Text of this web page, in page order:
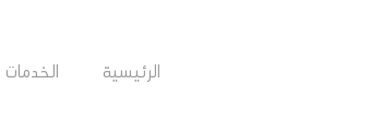
الرئيسية الخدمات